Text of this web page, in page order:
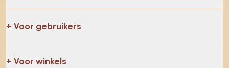
Voor gebruikers
Voor winkels